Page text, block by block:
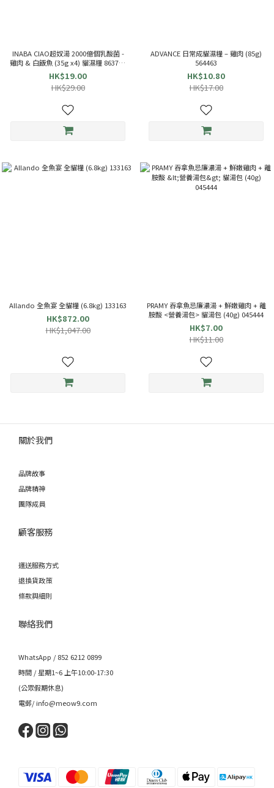
INABA CIAO超奴湯 2000億個乳酸菌 -
雞肉 & 白飯魚 (35g x4) 貓濕糧 863714
TCR-144
HK$19.00
HK$29.00
ADVANCE 日常成貓濕糧 – 雞肉 (85g)
564463
HK$10.80
HK$17.00
Allando 全魚宴 全貓糧 (6.8kg) 133163
HK$872.00
HK$1,047.00
PRAMY 吞拿魚忌廉濃湯 + 鮮嫩雞肉 + 離
胺酸 <營養湯包> 貓湯包 (40g) 045444
HK$7.00
HK$11.00
關於我們
品牌故事
品牌精神
團隊成員
顧客服務
運送服務方式
退換貨政策
條款與細則
聯絡我們
WhatsApp / 852 6212 0899
時間 / 星期1~6 上午10:00-17:30
(公眾假期休息)
電郵/ info@meow9.com